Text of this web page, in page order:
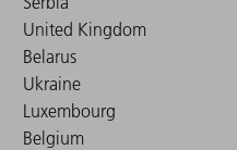
United Kingdom
Belarus
Ukraine
Luxembourg
Belgium